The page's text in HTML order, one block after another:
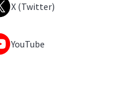
X (Twitter)
YouTube